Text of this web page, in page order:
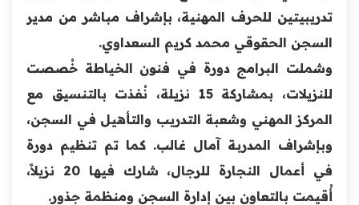
تدريبيتين للحرف المهنية، بإشراف مباشر من مدير
السجن الحقوقي محمد كريم السعداوي.
وشملت البرامج دورة في فنون الخياطة خُصصت
للنزيلات، بمشاركة 15 نزيلة، نُفذت بالتنسيق مع
المركز المهني وشعبة التدريب والتأهيل في السجن،
وبإشراف المدربة آمال غالب. كما تم تنظيم دورة
في أعمال النجارة للرجال، شارك فيها 20 نزيلاً،
أُقيمت بالتعاون بين إدارة السجن ومنظمة جذور.